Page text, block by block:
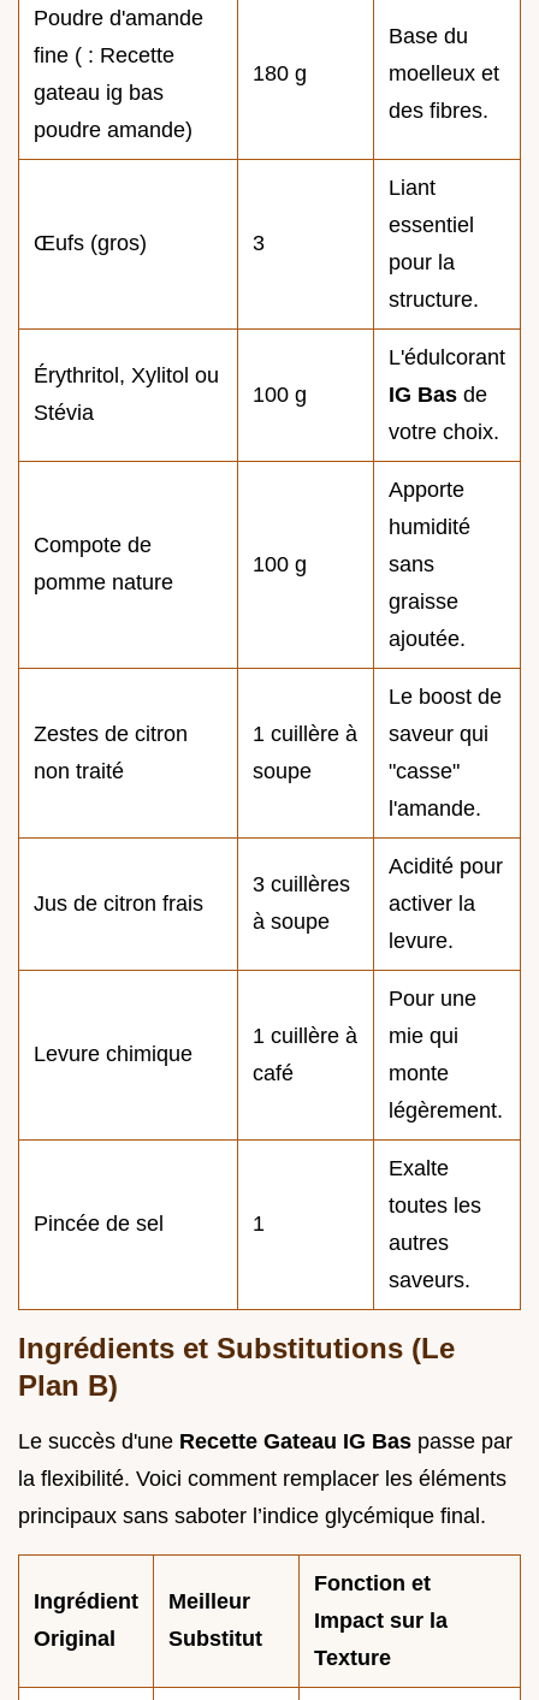
Poudre d'amande
fine ( : Recette
gateau ig bas
poudre amande)
180 g
Base du
moelleux et
des fibres.
Œufs (gros) 3
Liant
essentiel
pour la
structure.
Érythritol, Xylitol ou
Stévia
100 g
L'édulcorant
IG Bas de
votre choix.
Compote de
pomme nature
100 g
Apporte
humidité
sans
graisse
ajoutée.
Zestes de citron
non traité
1 cuillère à
soupe
Le boost de
saveur qui
"casse"
l'amande.
Jus de citron frais
3 cuillères
à soupe
Acidité pour
activer la
levure.
Levure chimique
1 cuillère à
café
Pour une
mie qui
monte
légèrement.
Pincée de sel 1
Exalte
toutes les
autres
saveurs.
Ingrédients et Substitutions (Le
Plan B)
Le succès d'une Recette Gateau IG Bas passe par
la flexibilité. Voici comment remplacer les éléments
principaux sans saboter l’indice glycémique final.
Ingrédient
Original
Meilleur
Substitut
Fonction et
Impact sur la
Texture